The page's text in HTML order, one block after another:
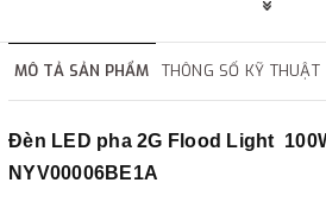
MÔ TẢ SẢN PHẨM THÔNG SỐ KỸ THUẬT
Đèn LED pha 2G Flood Light
NYV00006BE1A